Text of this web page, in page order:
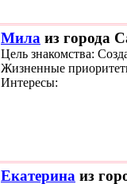
Мила из города
Цель знакомства:
Жизненные
Интересы:
Екатерина из